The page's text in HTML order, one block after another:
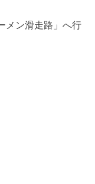
メン滑走路」へ行